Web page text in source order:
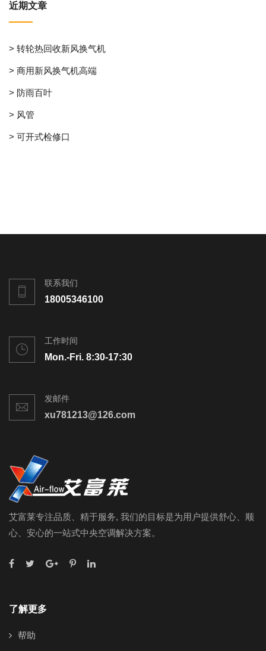
近期文章
> 转轮热回收新风换气机
> 商用新风换气机高端
> 防雨百叶
> 风管
> 可开式检修口
联系我们
18005346100
工作时间
Mon.-Fri. 8:30-17:30
发邮件
xu781213@126.com
艾富莱专注品质、精于服务, 我们的目标是为用户提供舒心、顺
心、安心的一站式中央空调解决方案。
了解更多
帮助